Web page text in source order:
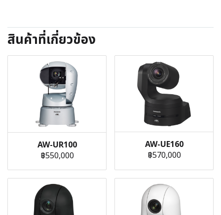
สินค้าที่เกี่ยวข้อง
AW-UR100
฿550,000
AW-UE160
฿570,000